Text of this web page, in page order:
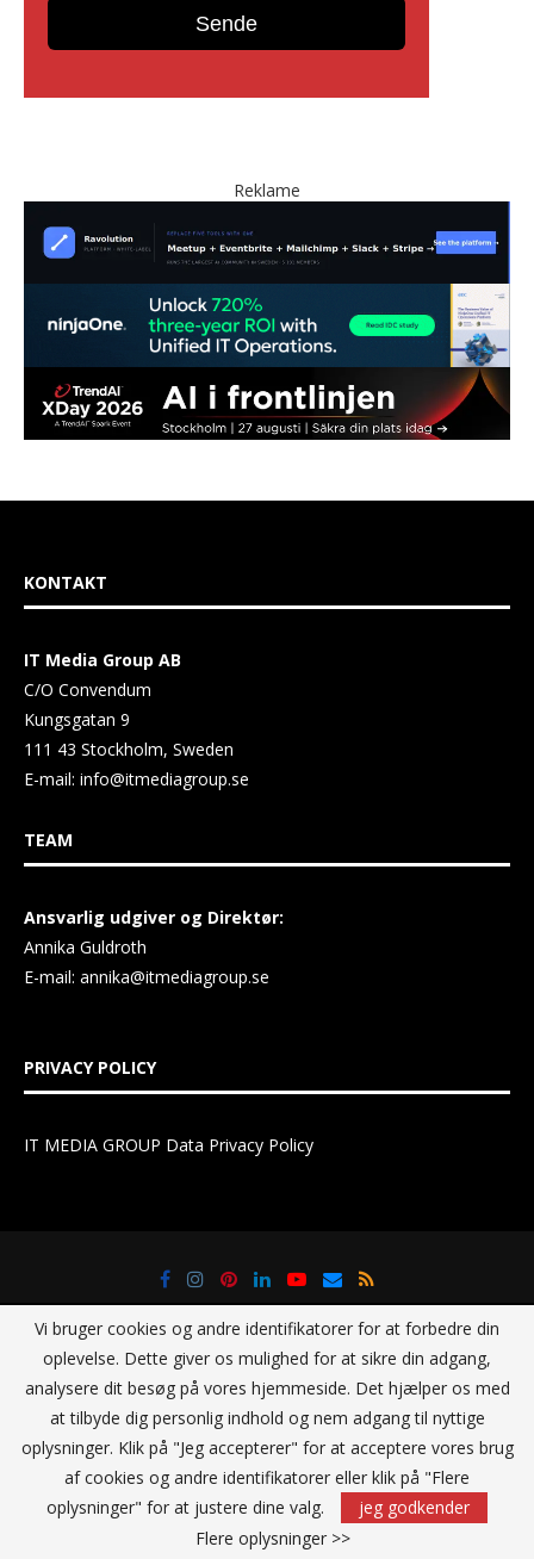
Reklame
KONTAKT
IT Media Group AB
C/O Convendum
Kungsgatan 9
111 43 Stockholm, Sweden
E-mail: info@itmediagroup.se
TEAM
Ansvarlig udgiver og Direktør:
Annika Guldroth
E-mail: annika@itmediagroup.se
PRIVACY POLICY
IT MEDIA GROUP Data Privacy Policy
@2021 - All Right Reserved. Designed and Developed by IT Media
Group Sverige AB
TILBAGE TIL TOPPEN
Vi bruger cookies og andre identifikatorer for at forbedre din
oplevelse. Dette giver os mulighed for at sikre din adgang,
analysere dit besøg på vores hjemmeside. Det hjælper os med
at tilbyde dig personlig indhold og nem adgang til nyttige
oplysninger. Klik på "Jeg accepterer" for at acceptere vores brug
af cookies og andre identifikatorer eller klik på "Flere
oplysninger" for at justere dine valg.
jeg godkender
Flere oplysninger >>